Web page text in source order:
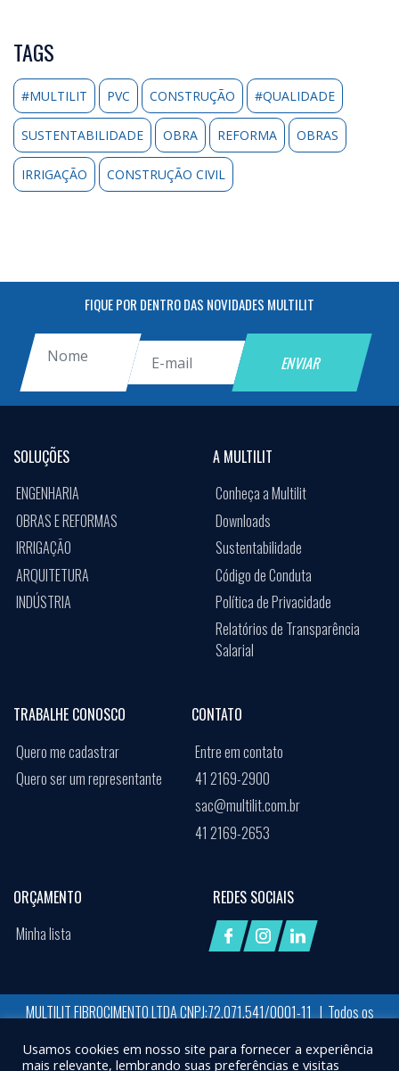
TAGS
#MULTILIT PVC CONSTRUÇÃO #QUALIDADE
SUSTENTABILIDADE OBRA REFORMA OBRAS
IRRIGAÇÃO CONSTRUÇÃO CIVIL
FIQUE POR DENTRO DAS NOVIDADES MULTILIT
SOLUÇÕES
ENGENHARIA
OBRAS E REFORMAS
IRRIGAÇÃO
ARQUITETURA
INDÚSTRIA
A MULTILIT
Conheça a Multilit
Downloads
Sustentabilidade
Código de Conduta
Política de Privacidade
Relatórios de Transparência
Salarial
ORÇAMENTO
Minha lista
TRABALHE CONOSCO
Quero me cadastrar
Quero ser um representante
CONTATO
Entre em contato
41 2169-2900
sac@multilit.com.br
41 2169-2653
REDES SOCIAIS
MULTILIT FIBROCIMENTO LTDA CNPJ:72.071.541/0001-11 | Todos os
Desenvolvido por:Job Space
Usamos cookies em nosso site para fornecer a experiência
mais relevante, lembrando suas preferências e visitas